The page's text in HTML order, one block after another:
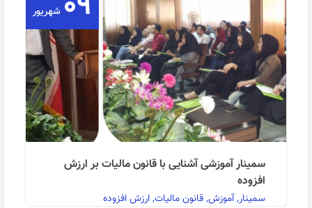
عمومی مرکز آموزش بازگانی: مرکز آموزش …
ادامه مطلب
شهریور
سمینار آموزشی آشنایی با قانون مالیات بر ارزش
افزوده
سمینار, آموزش, قانون مالیات, ارزش افزوده